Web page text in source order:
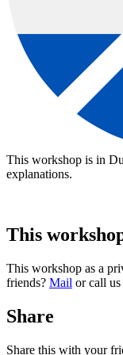
download:
This workshop is in
explanations.
This
This workshop as a
friends? Mail or call
Share
Share this with your